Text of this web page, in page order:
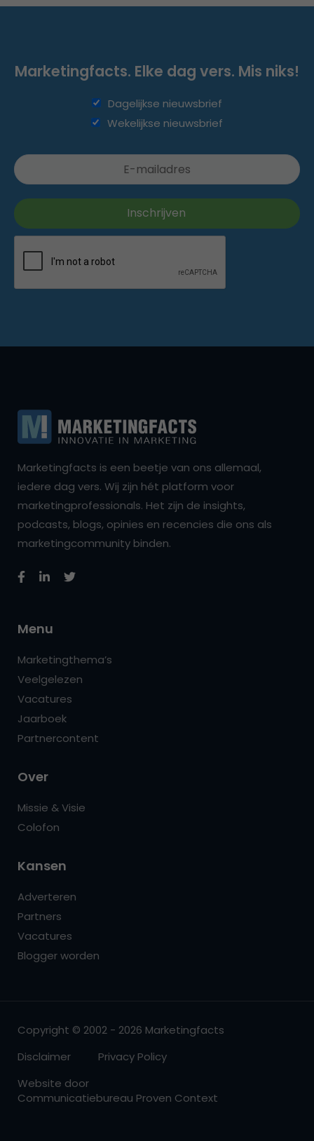
Marketingfacts. Elke dag vers. Mis niks!
Dagelijkse nieuwsbrief
Wekelijkse nieuwsbrief
Marketingfacts is een beetje van ons allemaal,
iedere dag vers. Wij zijn hét platform voor
marketingprofessionals. Het zijn de insights,
podcasts, blogs, opinies en recencies die ons als
marketingcommunity binden.
Menu
Marketingthema’s
Veelgelezen
Vacatures
Jaarboek
Partnercontent
Over
Missie & Visie
Colofon
Kansen
Adverteren
Partners
Vacatures
Blogger worden
Copyright © 2002 - 2026 Marketingfacts
Disclaimer
Privacy Policy
Website door
Communicatiebureau Proven Context